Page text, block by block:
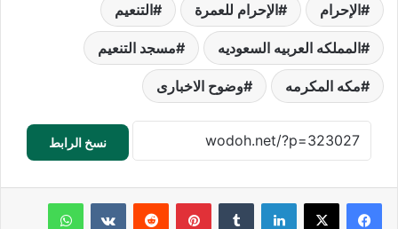
الإحرام الإحرام للعمرة التنعيم
المملكه العربيه السعوديه مسجد التنعيم
مكه المكرمه وضوح الاخبارى
نسخ الرابط
لينكدإن بينتيريست